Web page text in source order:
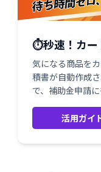
⏱️秒速！カー
気になる商品を
積書が自動作成
で、補助金申請
活用ガイ